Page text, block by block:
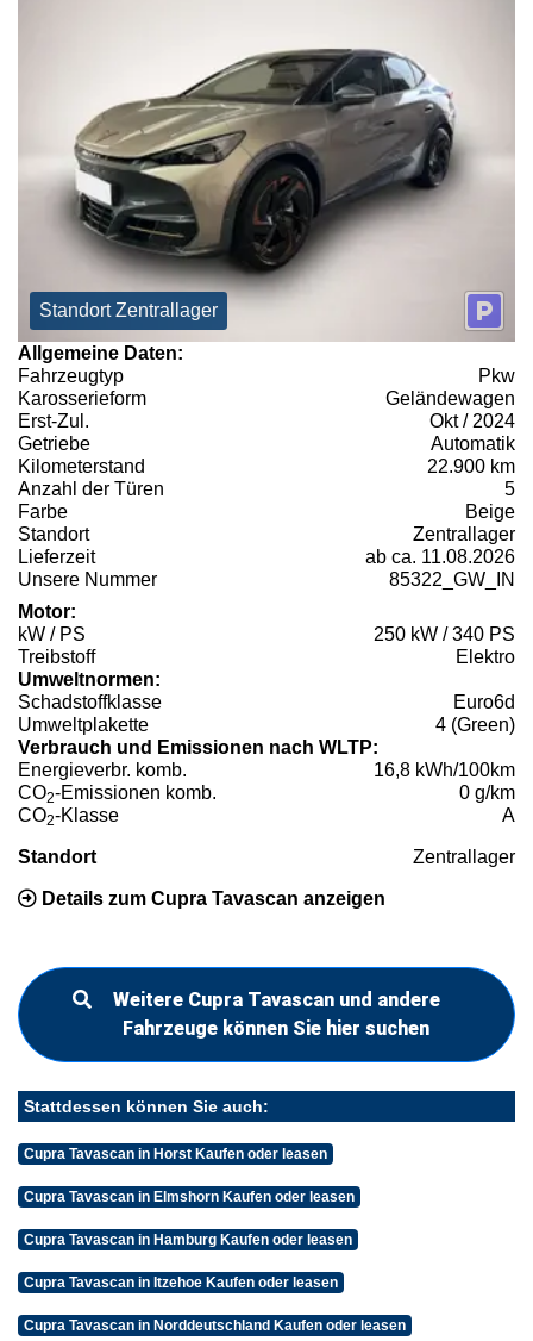
Standort Zentrallager
Allgemeine Daten:
Fahrzeugtyp
Pkw
Karosserieform
Geländewagen
Erst-Zul.
Okt / 2024
Getriebe
Automatik
Kilometerstand
22.900 km
Anzahl der Türen
5
Farbe
Beige
Standort
Zentrallager
Lieferzeit
ab ca. 11.08.2026
Unsere Nummer
85322_GW_IN
Motor:
kW / PS
250 kW / 340 PS
Treibstoff
Elektro
Umweltnormen:
Schadstoffklasse
Euro6d
Umweltplakette
4 (Green)
Verbrauch und Emissionen nach WLTP:
Energieverbr. komb.
16,8 kWh/100km
CO2-Emissionen komb.
0 g/km
CO2-Klasse A
Standort Zentrallager
Details zum Cupra Tavascan anzeigen
Weitere Cupra Tavascan und andere
Fahrzeuge können Sie hier suchen
Stattdessen können Sie auch:
Cupra Tavascan in Horst Kaufen oder leasen
Cupra Tavascan in Elmshorn Kaufen oder leasen
Cupra Tavascan in Hamburg Kaufen oder leasen
Cupra Tavascan in Itzehoe Kaufen oder leasen
Cupra Tavascan in Norddeutschland Kaufen oder leasen